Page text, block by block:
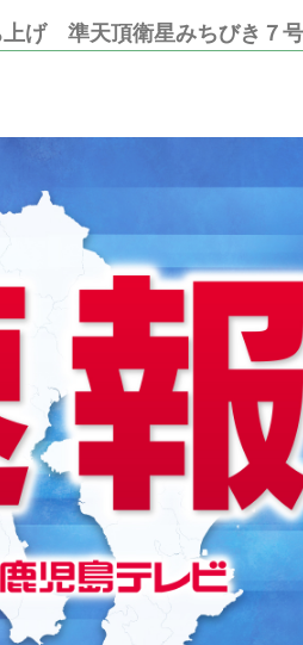
げ 準天頂衛星みちびき７